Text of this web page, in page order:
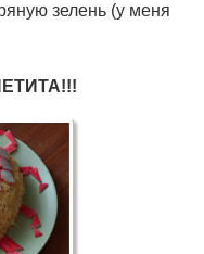
зелень (у меня